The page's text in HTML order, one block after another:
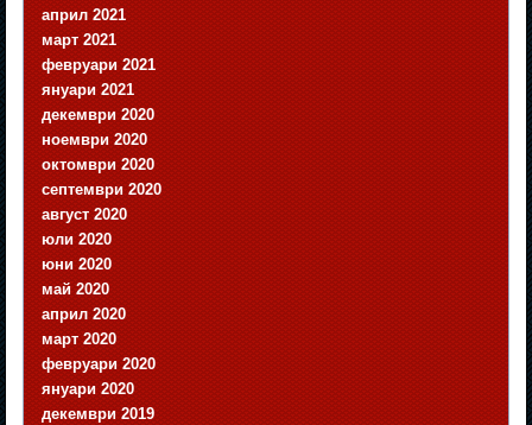
април 2021
март 2021
февруари 2021
януари 2021
декември 2020
ноември 2020
октомври 2020
септември 2020
август 2020
юли 2020
юни 2020
май 2020
април 2020
март 2020
февруари 2020
януари 2020
декември 2019